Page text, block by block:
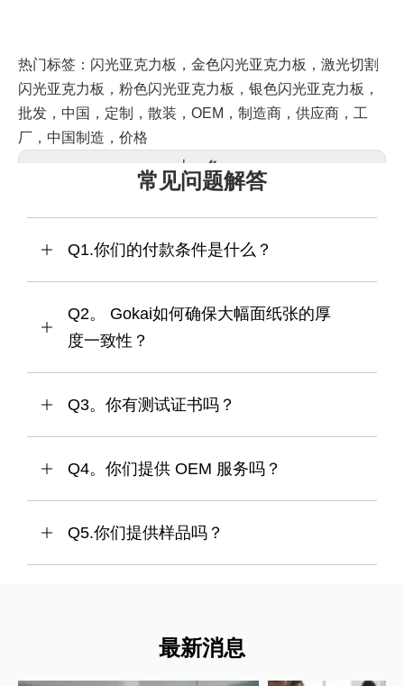
热门标签：闪光亚克力板，金色闪光亚克力板，激光切割
闪光亚克力板，粉色闪光亚克力板，银色闪光亚克力板，
批发，中国，定制，散装，OEM，制造商，供应商，工
厂，中国制造，价格
上一条:
常见问题解答
Q1.你们的付款条件是什么？
Q2。 Gokai如何确保大幅面纸张的厚
度一致性？
Q3。你有测试证书吗？
Q4。你们提供 OEM 服务吗？
Q5.你们提供样品吗？
最新消息